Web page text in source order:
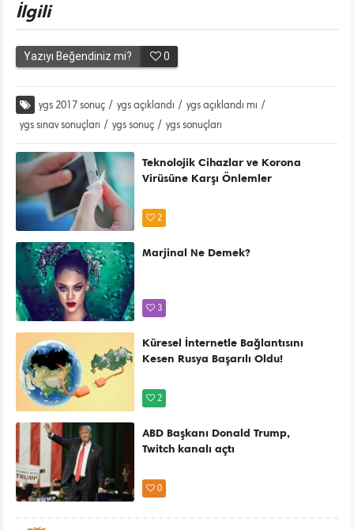
İlgili
Yazıyı Beğendiniz mi? 0
ygs 2017 sonuç / ygs açıklandı / ygs açıklandı mı /
ygs sınav sonuçları / ygs sonuç / ygs sonuçları
Teknolojik Cihazlar ve Korona
Virüsüne Karşı Önlemler
2
Marjinal Ne Demek?
3
Küresel İnternetle Bağlantısını
Kesen Rusya Başarılı Oldu!
2
ABD Başkanı Donald Trump,
Twitch kanalı açtı
0